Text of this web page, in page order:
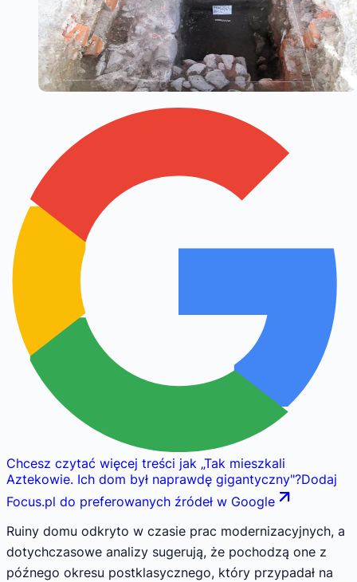
Chcesz czytać więcej treści jak „Tak mieszkali
Aztekowie. Ich dom był naprawdę gigantyczny"?Dodaj
Focus.pl do preferowanych źródeł w Google
Ruiny domu odkryto w czasie prac modernizacyjnych, a
dotychczasowe analizy sugerują, że pochodzą one z
późnego okresu postklasycznego, który przypadał na